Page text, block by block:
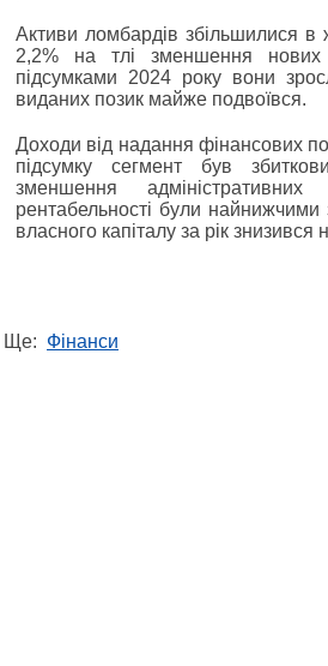
Активи ломбардів збільшилися в
2,2% на тлі зменшення нових
підсумками 2024 року вони
виданих позик майже подвоївся.
Доходи від надання фінансових
підсумку сегмент був
зменшення
рентабельності були найнижчими
власного капіталу за рік знизився
Ще: Фінанси